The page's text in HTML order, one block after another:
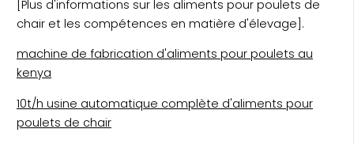
[Plus d'informations sur les aliments pour poulets de
chair et les compétences en matière d'élevage].
machine de fabrication d'aliments pour poulets au
kenya
10t/h usine automatique complète d'aliments pour
poulets de chair